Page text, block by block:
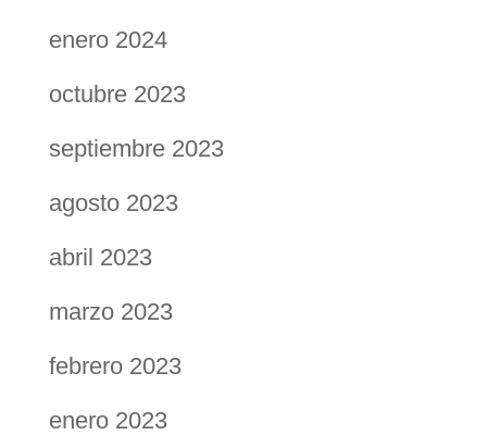
enero 2024
octubre 2023
septiembre 2023
agosto 2023
abril 2023
marzo 2023
febrero 2023
enero 2023